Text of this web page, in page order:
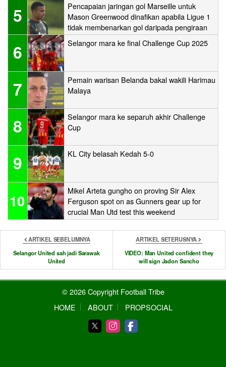
5
Pencapaian jaringan gol Marseille untuk
Mason Greenwood dinafikan apabila Ligue 1
tidak membenarkan gol daripada pengiraan
6 Selangor mara ke final Challenge Cup 2025
7
Pemain warisan Belanda bakal wakili Harimau
Malaya
8
Selangor mara ke separuh akhir Challenge
Cup
9 KL City belasah Kedah 5-0
10
Mikel Arteta gungho on proving Sir Alex
Ferguson spot on as Gunners gear up for
crucial Man Utd test this weekend
ARTIKEL SEBELUMNYA
Selangor United sah jadi Sarawak
United
ARTIKEL SETERUSNYA
VIDEO: Man United confident they
will sign Jadon Sancho
© 2026 Copyright Football Tribe
HOME
ABOUT PROPSOCIAL